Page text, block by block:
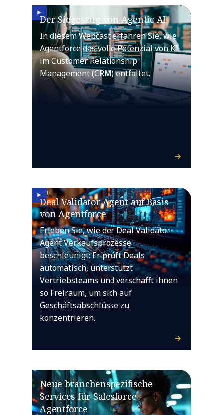
Der Siegeszug von Agentic AI
In diesem Webcast erfahren Sie, wie
Agentforce das volle Potenzial von KI
im Customer Relationship
Management (CRM) entfaltet.
Deal Validator Agent auf Basis
von Agentforce
Erleben Sie, wie der Deal Validator
Agent Verkaufsprozesse
beschleunigt: Er prüft Deals
automatisch, unterstützt
Vertriebsteams und verschafft ihnen
so Freiraum, um sich auf
Geschäftsabschlüsse zu
konzentrieren.
Neue branchenspezifische
Services für Salesforce
Agentforce